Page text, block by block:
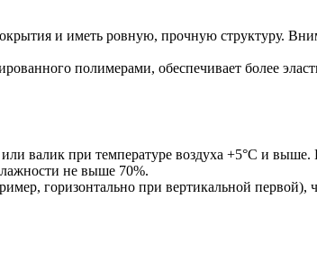
и иметь ровную, прочную структуру.
полимерами, обеспечивает более
валик при температуре воздуха +5°C и
не выше 70%.
горизонтально при вертикальной